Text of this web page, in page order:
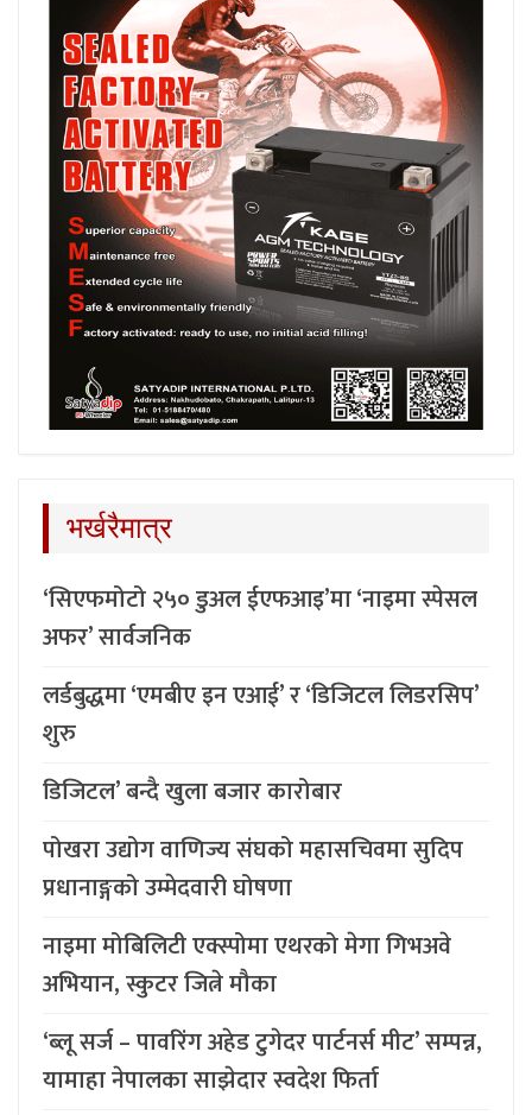
भर्खरैमात्र
‘सिएफमोटो २५० डुअल ईएफआइ’मा ‘नाइमा स्पेसल
अफर’ सार्वजनिक
लर्डबुद्धमा ‘एमबीए इन एआई’ र ‘डिजिटल लिडरसिप’
शुरु
डिजिटल’ बन्दै खुला बजार कारोबार
पोखरा उद्योग वाणिज्य संघको महासचिवमा सुदिप
प्रधानाङ्गको उम्मेदवारी घोषणा
नाइमा मोबिलिटी एक्स्पोमा एथरको मेगा गिभअवे
अभियान, स्कुटर जित्ने मौका
‘ब्लू सर्ज – पावरिंग अहेड टुगेदर पार्टनर्स मीट’ सम्पन्न,
यामाहा नेपालका साझेदार स्वदेश फिर्ता